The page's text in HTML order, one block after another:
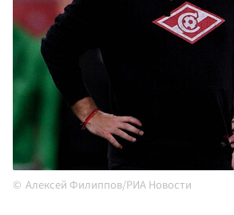
Алексей Филиппов/РИА Новости